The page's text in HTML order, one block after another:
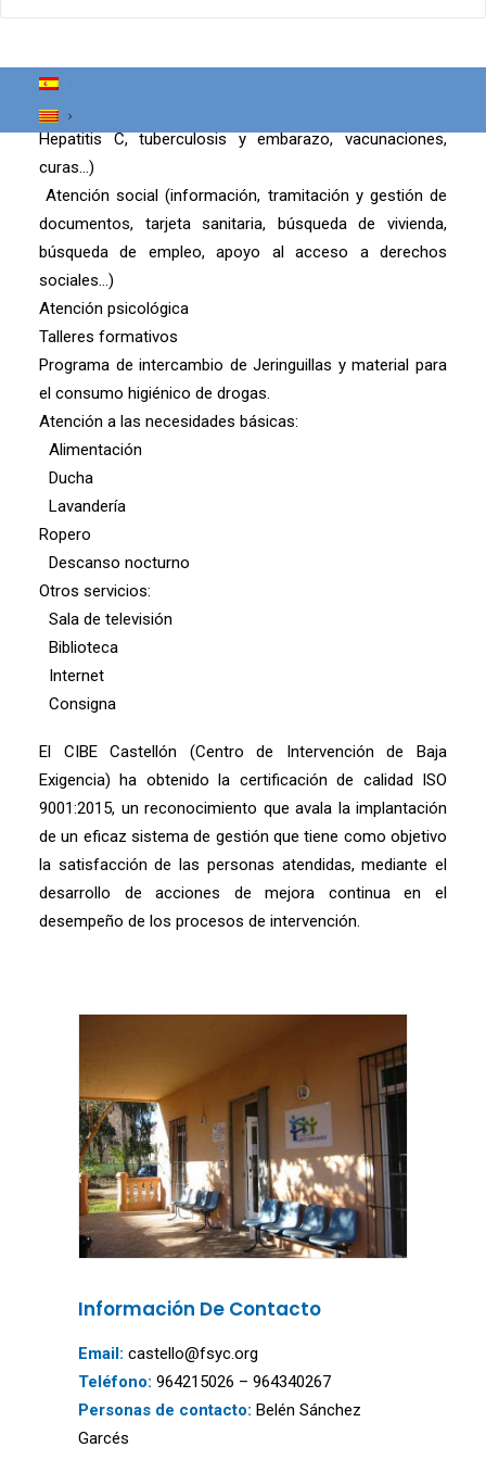
Atención integral sanitaria (seguimiento médico, Tutela
de medicación y metadona, Pruebas rápidas de VIH,
Hepatitis C, tuberculosis y embarazo, vacunaciones,
curas…)
Atención social (información, tramitación y gestión de
documentos, tarjeta sanitaria, búsqueda de vivienda,
búsqueda de empleo, apoyo al acceso a derechos
sociales…)
Atención psicológica
Talleres formativos
Programa de intercambio de Jeringuillas y material para
el consumo higiénico de drogas.
Atención a las necesidades básicas:
Alimentación
Ducha
Lavandería
Ropero
Descanso nocturno
Otros servicios:
Sala de televisión
Biblioteca
Internet
Consigna
El CIBE Castellón (Centro de Intervención de Baja
Exigencia) ha obtenido la certificación de calidad ISO
9001:2015, un reconocimiento que avala la implantación
de un eficaz sistema de gestión que tiene como objetivo
la satisfacción de las personas atendidas, mediante el
desarrollo de acciones de mejora continua en el
desempeño de los procesos de intervención.
Información De Contacto
Email: castello@fsyc.org
Teléfono: 964215026 – 964340267
Personas de contacto: Belén Sánchez
Garcés